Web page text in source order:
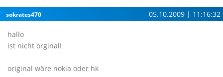
sokrates470 05.10.2009 | 11:16:32
hallo
ist nicht orginal!
original wäre nokia oder hk